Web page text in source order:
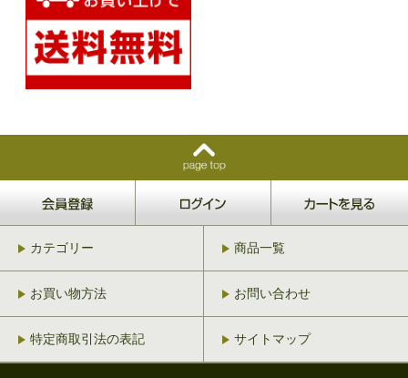
カテゴリー 商品一覧
お買い物方法 お問い合わせ
特定商取引法の表記 サイトマップ